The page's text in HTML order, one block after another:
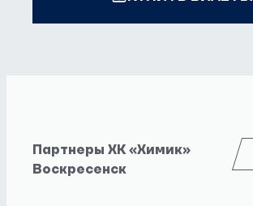
Партнеры ХК «Химик»
Воскресенск